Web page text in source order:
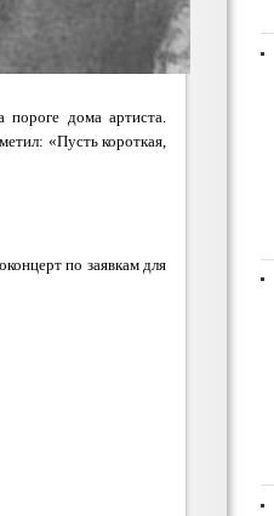
пороге дома артиста.
«Пусть короткая,
по заявкам для